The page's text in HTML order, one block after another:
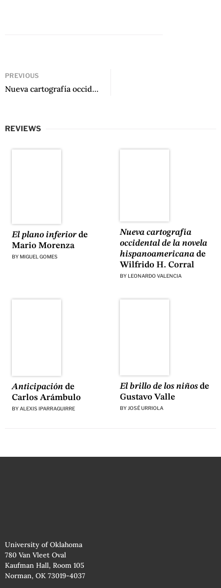
PREVIOUS
Nueva cartografía occidental de la novela hispanoamericana de Wilfrido H. Corral
REVIEWS
El plano inferiorde
Mario Morenza
BY MIGUEL GOMES
Nueva cartografía
occidental de la novela
hispanoamericanade
Wilfrido H. Corral
BY LEONARDO VALENCIA
Anticipaciónde
Carlos Arámbulo
BYALEXIS IPARRAGUIRRE
El brillo de los niñosde
Gustavo Valle
BY JOSÉ URRIOLA
University of Oklahoma
780 Van Vleet Oval
Kaufman Hall, Room 105
Norman, OK 73019-4037